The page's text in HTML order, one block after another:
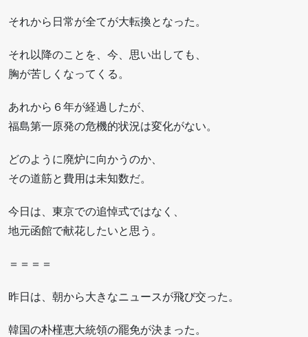
それから日常が全てが大転換となった。
それ以降のことを、今、思い出しても、
胸が苦しくなってくる。
あれから６年が経過したが、
福島第一原発の危機的状況は変化がない。
どのように廃炉に向かうのか、
その道筋と費用は未知数だ。
今日は、東京での追悼式ではなく、
地元函館で献花したいと思う。
＝＝＝＝
昨日は、朝から大きなニュースが飛び交った。
韓国の朴槿恵大統領の罷免が決まった。